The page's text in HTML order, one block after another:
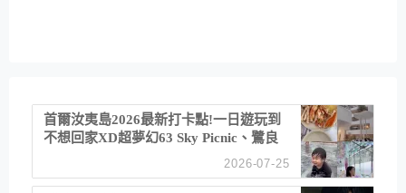
首爾汝夷島2026最新打卡點!一日遊玩到
不想回家XD超夢幻63 Sky Picnic、鷺良
津帝王蟹大餐、《淚之女王》拍攝地、漢
2026-07-25